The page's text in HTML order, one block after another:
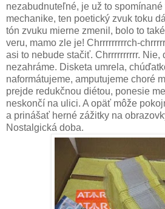
nezabudnuteľné, je už to
mechanike, ten poetický zvuk toku
tón zvuku mierne zmenil, bolo to
veru, mamo zle je! Chrrrrrrrrrch-
asi to nebude stačiť. Chrrrrrrrrrr. Nie,
nezahráme. Disketa umrela,
naformátujeme, amputujeme choré
prejde redukčnou diétou, ponesie
neskončí na ulici. A opäť môže
a prinášať herné zážitky na
Nostalgická doba.